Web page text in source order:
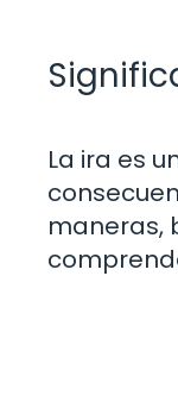
La ira es
maneras,